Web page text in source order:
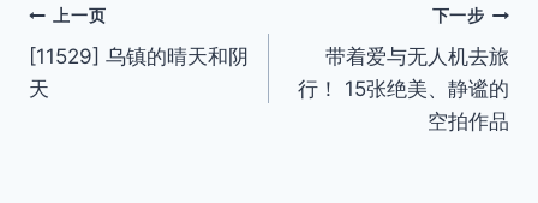
文
章
上一页
[11529] 乌镇的晴天和阴
天
下一步
带着爱与无人机去旅
行！ 15张绝美、静谧的
空拍作品